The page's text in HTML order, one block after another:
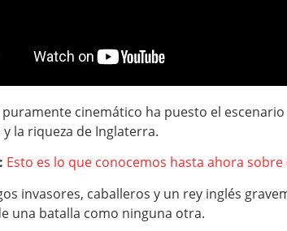
cinemático ha puesto el
y la riqueza de Inglaterra.
Esto es lo que conocemos hasta ahora sobre
invasores, caballeros y un rey inglés
una batalla como ninguna otra.